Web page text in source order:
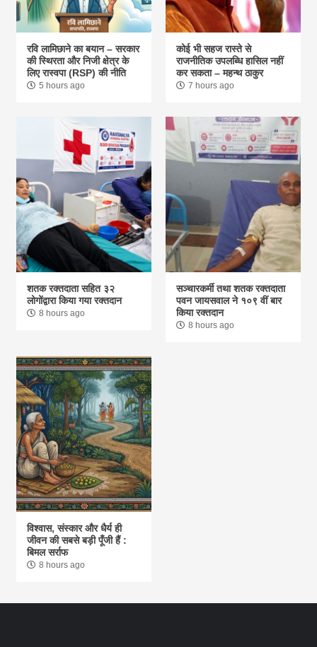
रवि लामिछाने का बयान – सरकार
की स्थिरता और निजी क्षेत्र के
लिए रास्वपा (RSP) की नीति
5 hours ago
कोई भी सहज रास्ते से
राजनीतिक उपलब्धि हासिल नहीं
कर सकता – महन्थ ठाकुर
7 hours ago
शतक रक्तदाता सहित ३२
लोगोंद्वारा किया गया रक्तदान
8 hours ago
सञ्चारकर्मी तथा शतक रक्तदाता
पवन जायसवाल ने १०९ वीं बार
किया रक्तदान
8 hours ago
विश्वास, संस्कार और धैर्य ही
जीवन की सबसे बड़ी पूँजी हैं :
बिमल सर्राफ
8 hours ago